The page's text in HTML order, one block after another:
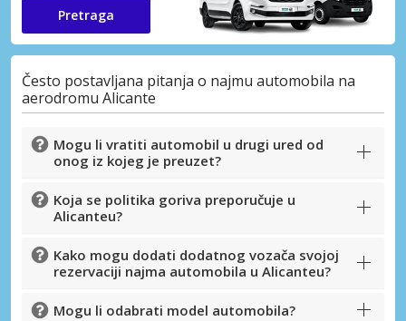
Pretraga
Često postavljana pitanja o najmu automobila na
aerodromu Alicante
Mogu li vratiti automobil u drugi ured od
onog iz kojeg je preuzet?
Koja se politika goriva preporučuje u
Alicanteu?
Kako mogu dodati dodatnog vozača svojoj
rezervaciji najma automobila u Alicanteu?
Mogu li odabrati model automobila?